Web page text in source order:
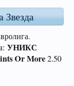
Звезда
УНИКС
Or More2.50